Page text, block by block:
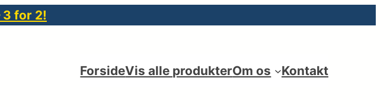
3 for 2!
ForsideVis alle produkterOm os Kontakt